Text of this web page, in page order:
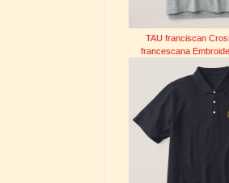
TAU franciscan
francescana